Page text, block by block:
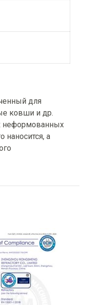
для
ковши и др.
неформованных
наносится, а